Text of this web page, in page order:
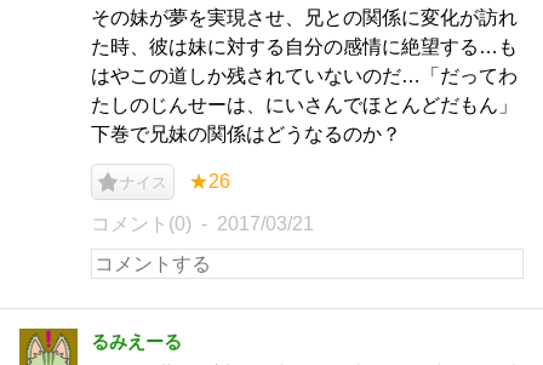
その妹が夢を実現させ、兄との関係に変化が訪れ
た時、彼は妹に対する自分の感情に絶望する…も
はやこの道しか残されていないのだ…「だってわ
たしのじんせーは、にいさんでほとんどだもん」
下巻で兄妹の関係はどうなるのか？
ナイス ★26
コメント(0) 2017/03/21
るみえーる